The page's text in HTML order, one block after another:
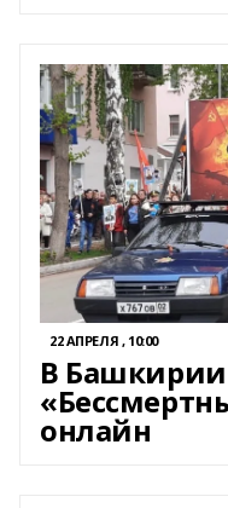
22 АПРЕЛЯ , 10:00
В
онлайн